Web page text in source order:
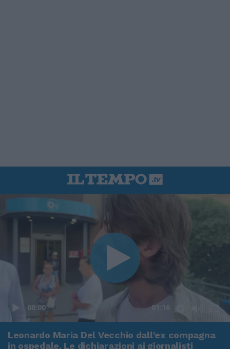
00:00 01:16
Leonardo Maria Del Vecchio dall'ex compagna
in ospedale. Le dichiarazioni ai giornalisti